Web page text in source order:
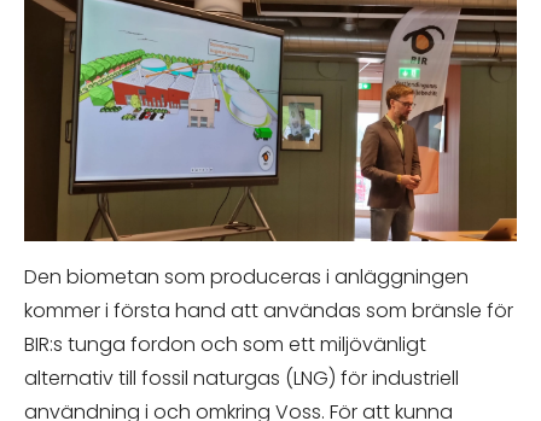
Den biometan som produceras i anläggningen
kommer i första hand att användas som bränsle för
BIR:s tunga fordon och som ett miljövänligt
alternativ till fossil naturgas (LNG) för industriell
användning i och omkring Voss. För att kunna